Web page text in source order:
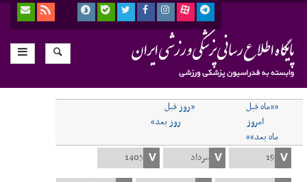
««ماه قبل
«روز قبل
امروز
روز بعد»
ماه بعد»»